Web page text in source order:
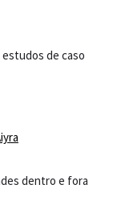
estudos de caso
dentro e fora